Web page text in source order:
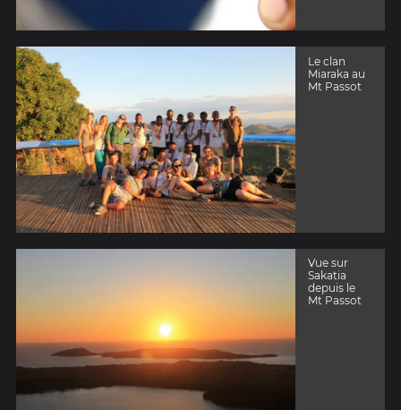
Le clan
Miaraka au
Mt Passot
Vue sur
Sakatia
depuis le
Mt Passot